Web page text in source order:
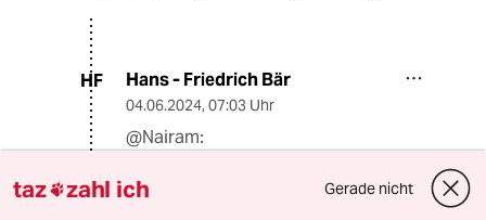
HF Hans - Friedrich Bär
04.06.2024, 07:03 Uhr
@Nairam:
groß. Das liegt weder an Kafka , noch
taz zahl ich Gerade nicht